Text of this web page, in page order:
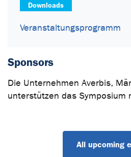
Downloads
Veranstaltungsprogramm
Sponsors
Die Unternehmen Averbis,
unterstützen das Symposium
All upcoming